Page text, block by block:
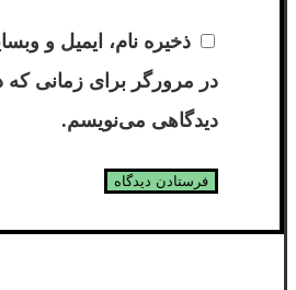
ذخیره نام، ایمیل و
در مرورگر برای زمانی که
دیدگاهی می‌نویسم.